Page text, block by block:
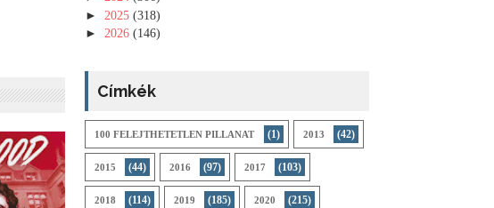
► 2025 (318)
► 2026 (146)
Címkék
100 FELEJTHETETLEN PILLANAT (1) 2013 (42)
2015 (44) 2016 (97) 2017 (103)
2018 (114) 2019 (185) 2020 (215)